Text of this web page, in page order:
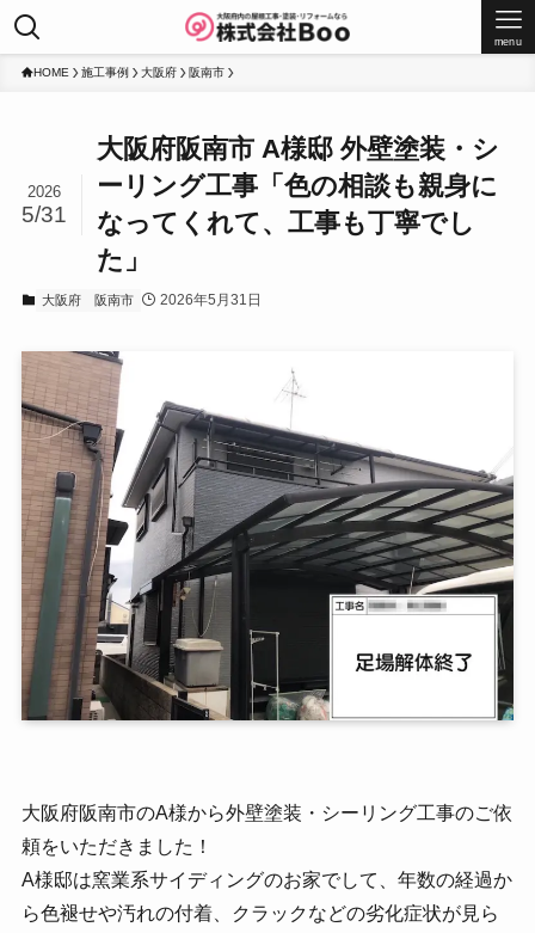
menu
HOME 施工事例 大阪府 阪南市
大阪府阪南市 A様邸 外壁塗装・シ
ーリング工事「色の相談も親身に
なってくれて、工事も丁寧でし
た」
2026
5/31
大阪府 阪南市 2026年5月31日
大阪府阪南市のA様から外壁塗装・シーリング工事のご依
頼をいただきました！
A様邸は窯業系サイディングのお家でして、年数の経過か
ら色褪せや汚れの付着、クラックなどの劣化症状が見ら